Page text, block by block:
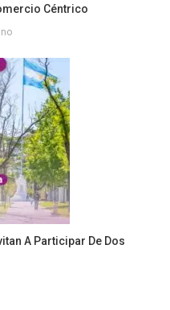
Céntrico
A Participar De Dos